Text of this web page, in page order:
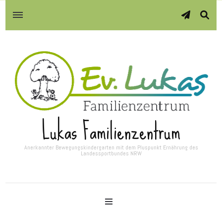
Lukas Familienzentrum
Anerkannter Bewegungskindergarten mit dem Pluspunkt Ernährung des
Landessportbundes NRW